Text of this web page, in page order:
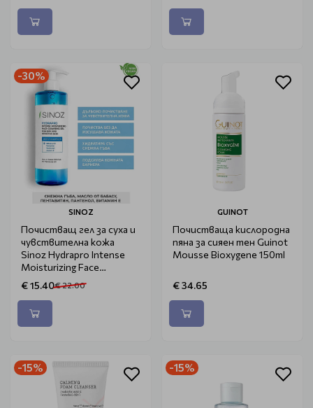
-30%
SINOZ
Почистващ гел за суха и
чувствителна кожа
Sinoz Hydrapro Intense
Moisturizing Face
Cleansing Gel 400ml
€ 15.40€ 22.00
GUINOT
Почистваща кислородна
пяна за сияен тен Guinot
Mousse Bioxygene 150ml
€ 34.65
-15% -15%